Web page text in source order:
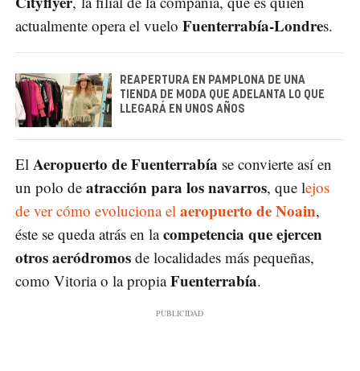
actualmente opera el vuelo Fuenterrabía-Londres.
REAPERTURA EN PAMPLONA DE UNA
TIENDA DE MODA QUE ADELANTA LO QUE
LLEGARÁ EN UNOS AÑOS
El Aeropuerto de Fuenterrabía se convierte así en
un polo de atracción para los navarros, que lejos
de ver cómo evoluciona el aeropuerto de Noain,
éste se queda atrás en lacompetencia que ejercen
otros aeródromos de localidades más pequeñas,
como Vitoria o la propiaFuenterrabía.